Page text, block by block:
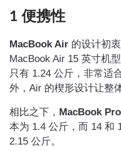
1 便携性
MacBook Air 的设计初
MacBook Air 15 英寸机
只有 1.24 公斤，非常适
外，Air 的楔形设计让整
相比之下， MacBook Pro
本为 1.4 公斤，而 14 和
2.15 公斤。